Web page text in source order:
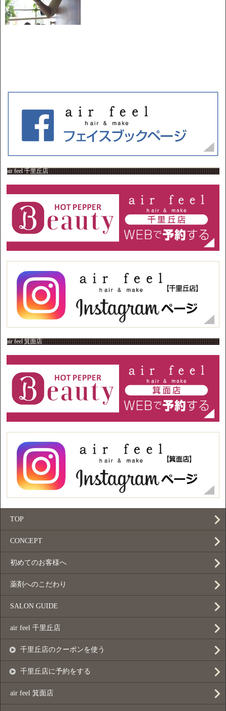
air feel 千里丘店
air feel 箕面店
TOP
CONCEPT
初めてのお客様へ
薬剤へのこだわり
SALON GUIDE
air feel 千里丘店
千里丘店のクーポンを使う
千里丘店に予約をする
air feel 箕面店